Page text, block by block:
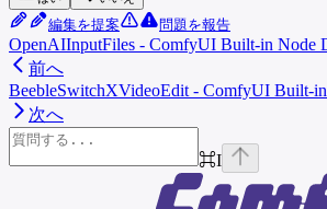
編集を提案 問題を報告
OpenAIInputFiles - ComfyUI Built-in Node
前へ
BeebleSwitchXVideoEdit - ComfyUI Built-
次へ
⌘I